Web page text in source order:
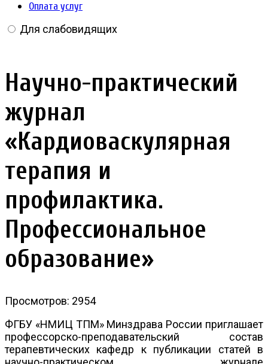
Оплата услуг
Для слабовидящих
Научно-практический
журнал
«Кардиоваскулярная
терапия и
профилактика.
Профессиональное
образование»
Просмотров: 2954
ФГБУ «НМИЦ ТПМ» Минздрава России приглашает
профессорско-преподавательский состав
терапевтических кафедр к публикации статей в